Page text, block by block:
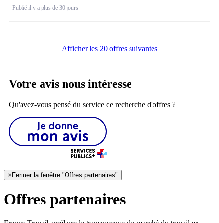
Publié il y a plus de 30 jours
Afficher les 20 offres suivantes
Votre avis nous intéresse
Qu'avez-vous pensé du service de recherche d'offres ?
×Fermer la fenêtre "Offres partenaires"
Offres partenaires